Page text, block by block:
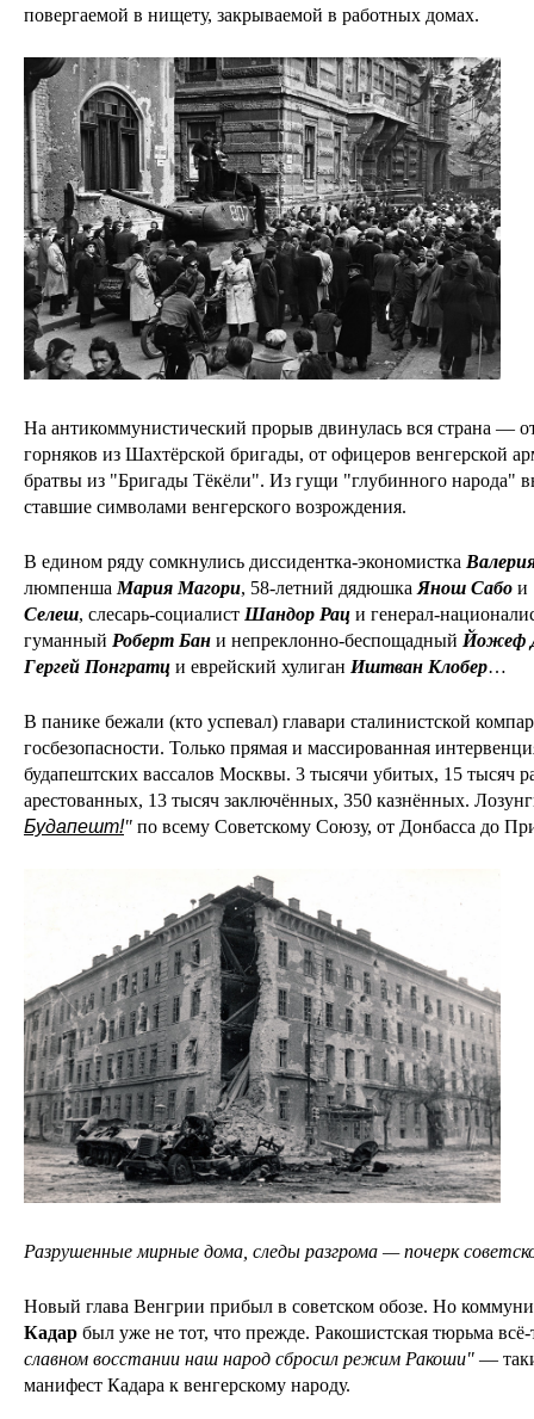
повергаемой в нищету, закрываемой в работных домах.
На антикоммунистический прорыв двинулась вся страна —
горняков из Шахтёрской бригады, от офицеров венгерской
братвы из "Бригады Тёкёли". Из гущи "глубинного народа"
ставшие символами венгерского возрождения.
В едином ряду сомкнулись диссидентка-экономистка
люмпенша Мария Магори, 58-летний дядюшка Янош Сабо и
Селеш, слесарь-социалист Шандор Рац и генерал-
гуманный Роберт Бан и непреклонно-беспощадный Йожеф
Гергей Понгратц и еврейский хулиган Иштван Клобер…
В панике бежали (кто успевал) главари сталинистской
госбезопасности. Только прямая и массированная
будапештских вассалов Москвы. 3 тысячи убитых, 15 тысяч
арестованных, 13 тысяч заключённых, 350 казнённых.
Будапешт!" по всему Советскому Союзу, от Донбасса до
Разрушенные мирные дома, следы разгрома — почерк
Новый глава Венгрии прибыл в советском обозе. Но
Кадар был уже не тот, что прежде. Ракошистская тюрьма
славном восстании наш народ сбросил режим Ракоши" —
манифест Кадара к венгерскому народу.